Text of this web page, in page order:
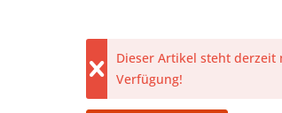
Dieser Artikel steht derzeit
Verfügung!